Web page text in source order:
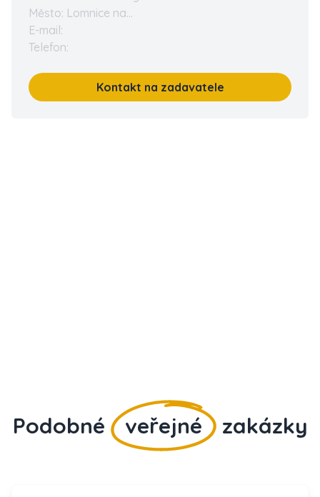
Město: Lomnice na...
E-mail:
Telefon:
Kontakt na zadavatele
Podobné veřejné zakázky